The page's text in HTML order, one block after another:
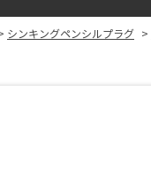
シンキングペンシルプラグ >